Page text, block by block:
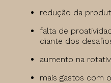
redução da
falta de
diante dos
aumento na
mais gastos com